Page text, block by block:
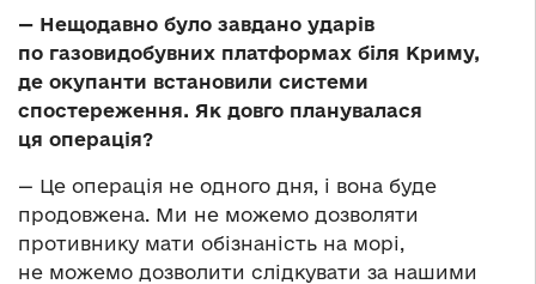
— Нещодавно було завдано ударів
по газовидобувних платформах біля Криму,
де окупанти встановили системи
спостереження. Як довго планувалася
ця операція?
— Це операція не одного дня, і вона буде
продовжена. Ми не можемо дозволяти
противнику мати обізнаність на морі,
не можемо дозволити слідкувати за нашими